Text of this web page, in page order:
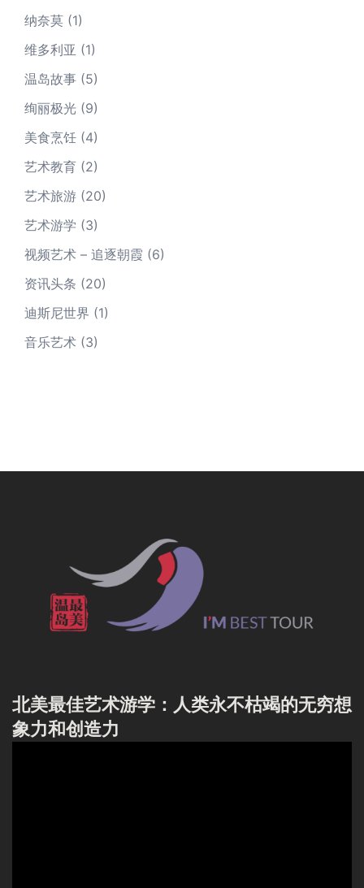
纳奈莫 (1)
维多利亚 (1)
温岛故事 (5)
绚丽极光 (9)
美食烹饪 (4)
艺术教育 (2)
艺术旅游 (20)
艺术游学 (3)
视频艺术 – 追逐朝霞 (6)
资讯头条 (20)
迪斯尼世界 (1)
音乐艺术 (3)
北美最佳艺术游学：人类永不枯竭的无穷想
象力和创造力